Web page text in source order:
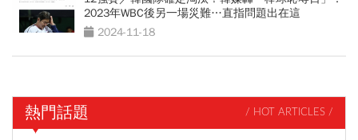
2023年WBC後另一場災難…直指問題出在這
2024-11-18
熱門話題 / HOT ARTICLES /